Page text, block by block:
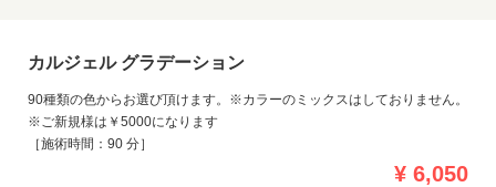
カルジェル グラデーション
90種類の色からお選び頂けます。※カラーのミックスはしておりません。
※ご新規様は￥5000になります
［施術時間：90 分］
¥ 6,050